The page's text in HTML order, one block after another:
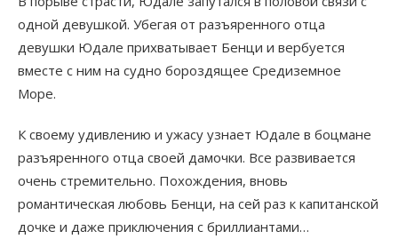
одной девушкой. Убегая от разъяренного отца
девушки Юдале прихватывает Бенци и вербуется
вместе с ним на судно бороздящее Средиземное
Море.
К своему удивлению и ужасу узнает Юдале в боцмане
разъяренного отца своей дамочки. Все развивается
очень стремительно. Похождения, вновь
романтическая любовь Бенци, на сей раз к капитанской
дочке и даже приключения с бриллиантами…